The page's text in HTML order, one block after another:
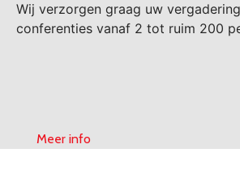
Wij verzorgen graag uw
conferenties vanaf 2 tot ruim 200
Meer info